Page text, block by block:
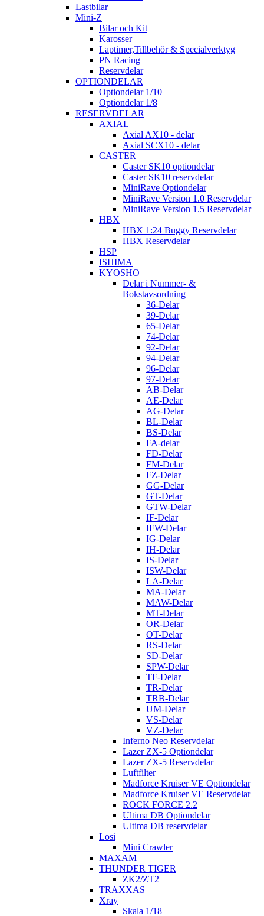
Lastbilar
Mini-Z
Bilar och Kit
Karosser
Laptimer,Tillbehör & Specialverktyg
PN Racing
Reservdelar
OPTIONDELAR
Optiondelar 1/10
Optiondelar 1/8
RESERVDELAR
AXIAL
Axial AX10 - delar
Axial SCX10 - delar
CASTER
Caster SK10 optiondelar
Caster SK10 reservdelar
MiniRave Optiondelar
MiniRave Version 1.0 Reservdelar
MiniRave Version 1.5 Reservdelar
HBX
HBX 1:24 Buggy Reservdelar
HBX Reservdelar
HSP
ISHIMA
KYOSHO
Delar i Nummer- &
Bokstavsordning
36-Delar
39-Delar
65-Delar
74-Delar
92-Delar
94-Delar
96-Delar
97-Delar
AB-Delar
AE-Delar
AG-Delar
BL-Delar
BS-Delar
FA-delar
FD-Delar
FM-Delar
FZ-Delar
GG-Delar
GT-Delar
GTW-Delar
IF-Delar
IFW-Delar
IG-Delar
IH-Delar
IS-Delar
ISW-Delar
LA-Delar
MA-Delar
MAW-Delar
MT-Delar
OR-Delar
OT-Delar
RS-Delar
SD-Delar
SPW-Delar
TF-Delar
TR-Delar
TRB-Delar
UM-Delar
VS-Delar
VZ-Delar
Inferno Neo Reservdelar
Lazer ZX-5 Optiondelar
Lazer ZX-5 Reservdelar
Luftfilter
Madforce Kruiser VE Optiondelar
Madforce Kruiser VE Reservdelar
ROCK FORCE 2.2
Ultima DB Optiondelar
Ultima DB reservdelar
Losi
Mini Crawler
MAXAM
THUNDER TIGER
ZK2/ZT2
TRAXXAS
Xray
Skala 1/18